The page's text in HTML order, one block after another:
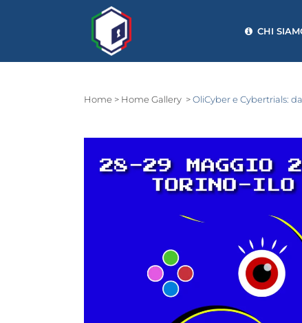
CHI
Home > Home Gallery >OliCyber e Cybertrials: